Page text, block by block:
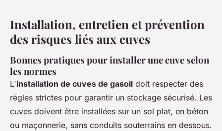
Installation, entretien et prévention
des risques liés aux cuves
Bonnes pratiques pour installer une cuve selon
les normes
L'installation de cuves de gasoil doit respecter des
règles strictes pour garantir un stockage sécurisé. Les
cuves doivent être installées sur un sol plat, en béton
ou maçonnerie, sans conduits souterrains en dessous.